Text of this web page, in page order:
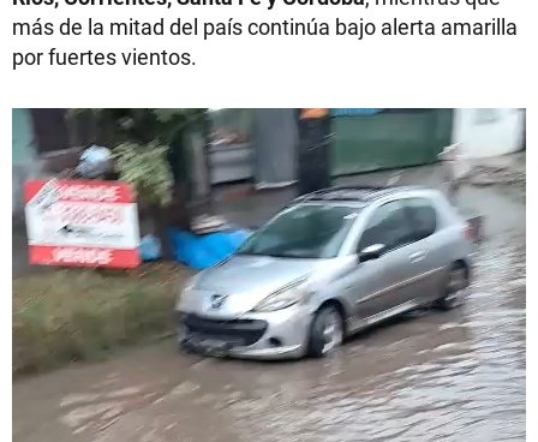
más de la mitad del país continúa bajo alerta amarilla
por fuertes vientos.